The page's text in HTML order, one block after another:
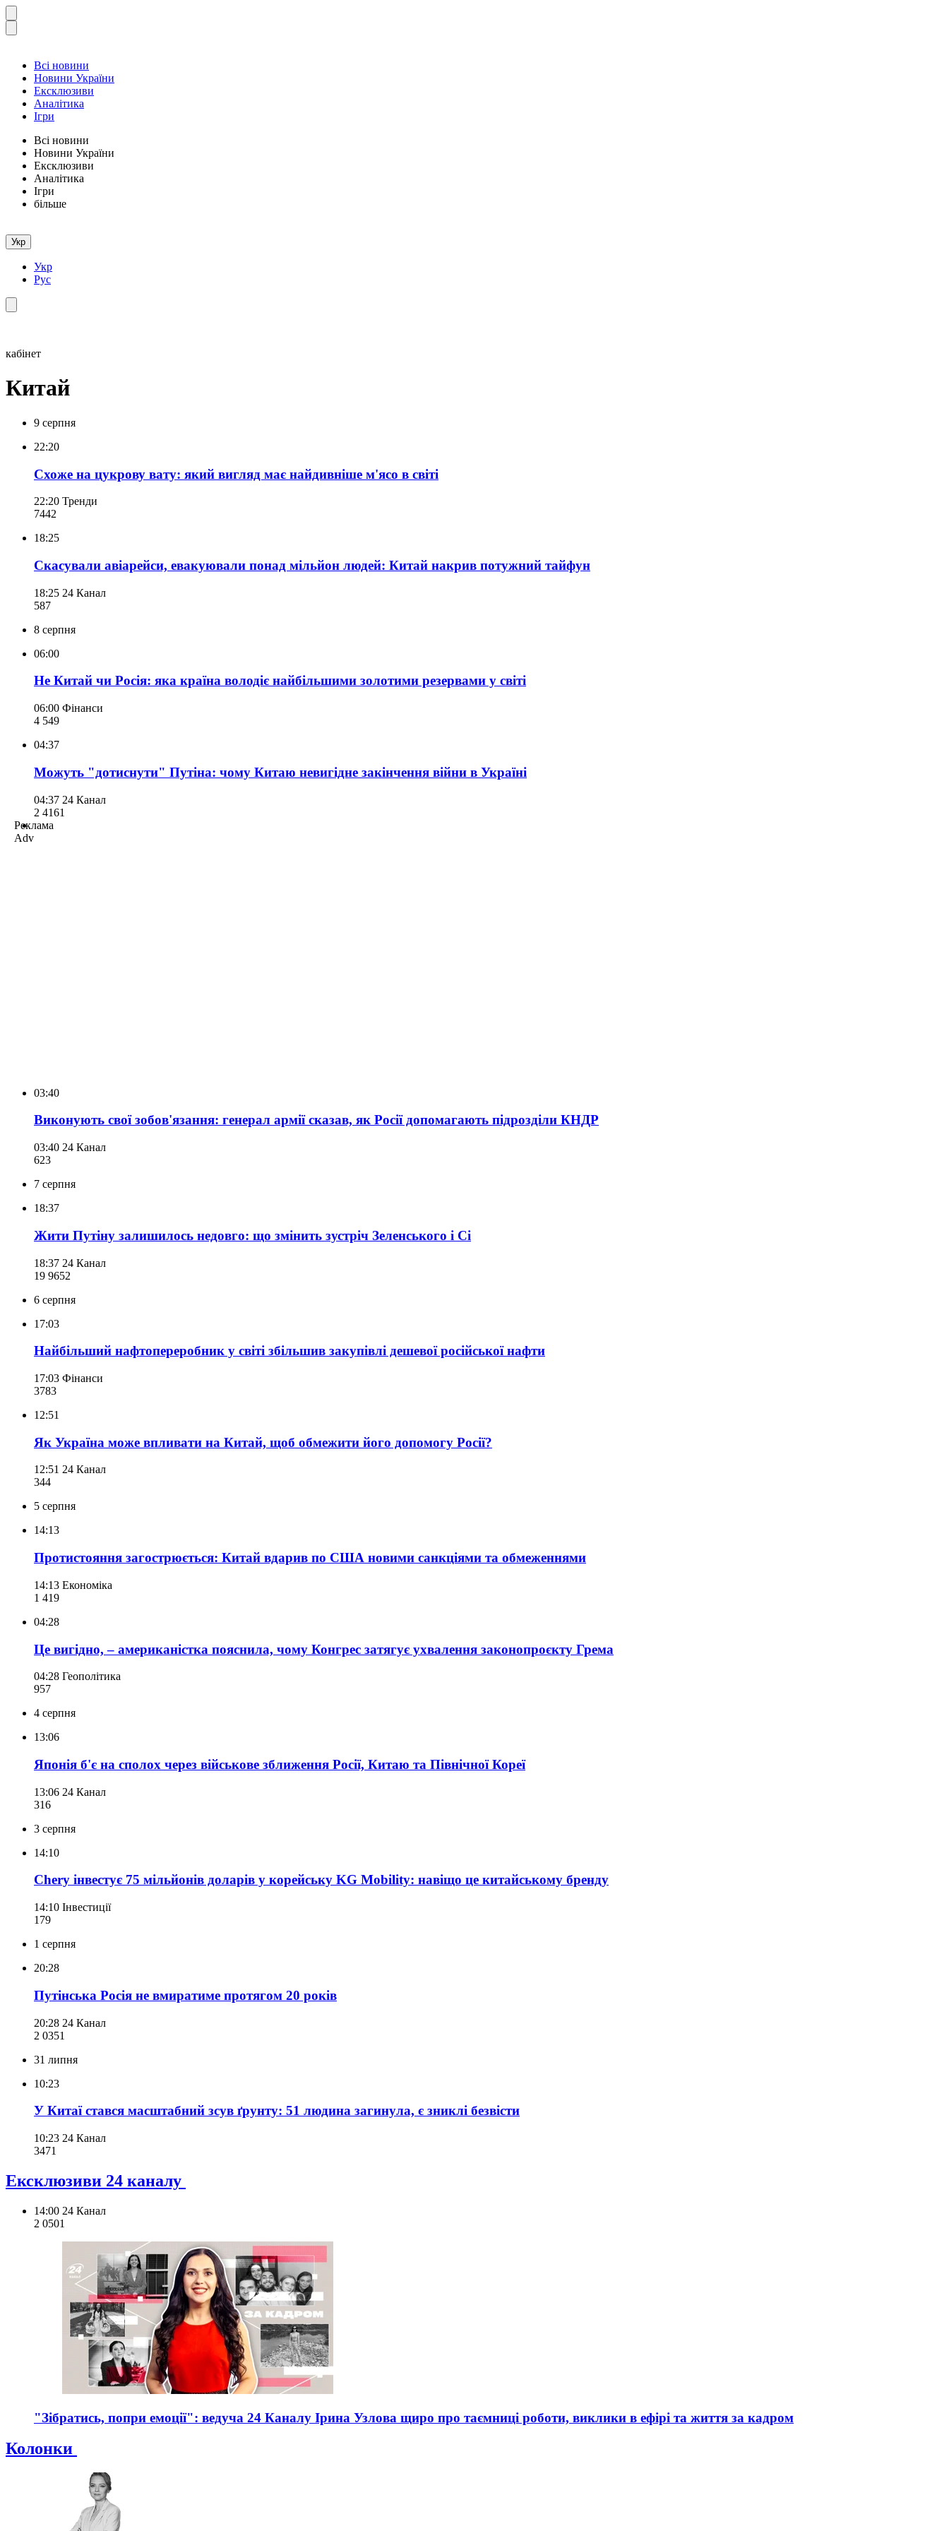
Всі новини
Новини України
Ексклюзиви
Аналітика
Ігри
Всі новини
Новини України
Ексклюзиви
Аналітика
Ігри
більше
Укр
Укр
Рус
кабінет
Китай
9 серпня
22:20
Схоже на цукрову вату: який вигляд має найдивніше м'ясо в світі
22:20 Тренди
7442
18:25
Скасували авіарейси, евакуювали понад мільйон людей: Китай накрив потужний тайфун
18:25 24 Канал
587
8 серпня
06:00
Не Китай чи Росія: яка країна володіє найбільшими золотими резервами у світі
06:00 Фінанси
4 549
04:37
Можуть "дотиснути" Путіна: чому Китаю невигідне закінчення війни в Україні
04:37 24 Канал
2 4161
Реклама
Adv
03:40
Виконують свої зобов'язання: генерал армії сказав, як Росії допомагають підрозділи КНДР
03:40 24 Канал
623
7 серпня
18:37
Жити Путіну залишилось недовго: що змінить зустріч Зеленського і Сі
18:37 24 Канал
19 9652
6 серпня
17:03
Найбільший нафтопереробник у світі збільшив закупівлі дешевої російської нафти
17:03 Фінанси
3783
12:51
Як Україна може впливати на Китай, щоб обмежити його допомогу Росії?
12:51 24 Канал
344
5 серпня
14:13
Протистояння загострюється: Китай вдарив по США новими санкціями та обмеженнями
14:13 Економіка
1 419
04:28
Це вигідно, – американістка пояснила, чому Конгрес затягує ухвалення законопроєкту Грема
04:28 Геополітика
957
4 серпня
13:06
Японія б'є на сполох через військове зближення Росії, Китаю та Північної Кореї
13:06 24 Канал
316
3 серпня
14:10
Chery інвестує 75 мільйонів доларів у корейську KG Mobility: навіщо це китайському бренду
14:10 Інвестиції
179
1 серпня
20:28
Путінська Росія не вмиратиме протягом 20 років
20:28 24 Канал
2 0351
31 липня
10:23
У Китаї стався масштабний зсув ґрунту: 51 людина загинула, є зниклі безвісти
10:23 24 Канал
3471
Ексклюзиви 24 каналу
14:00 24 Канал
2 0501
"Зібратись, попри емоції": ведуча 24 Каналу Ірина Узлова щиро про таємниці роботи, виклики в ефірі та життя за кадром
Колонки